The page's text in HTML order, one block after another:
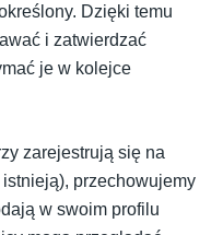
Dzięki temu
i zatwierdzać
je w kolejce
zarejestrują się na
przechowujemy
w swoim profilu